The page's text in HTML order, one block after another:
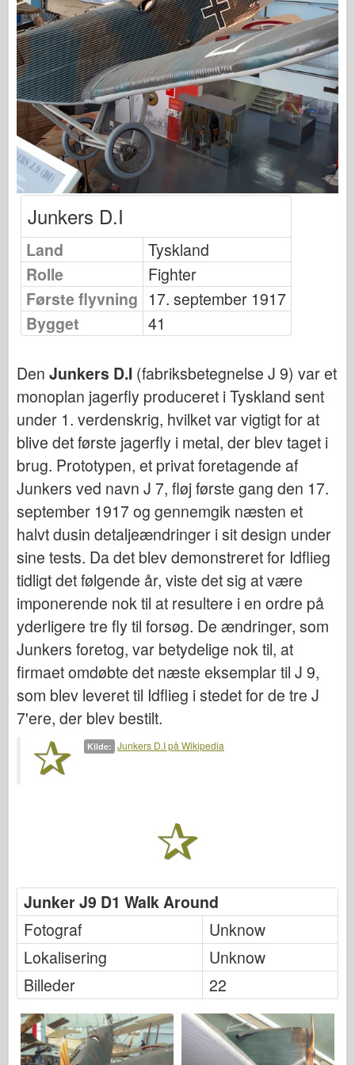
Fiskeørn Modellering
Fiskeørn Publishing
Eskadrille signal
Tankpower
Lastbiler og tanke
Waffen-Arsenal
Maquettes
Academy
Es-modeller
AFV Klub
Flyvevåbnet
AZ-model
Sort hund
Bronco
Dnepromodel
Dragon
Eduard
E.T. Model
Fine forme
Tapperhedskræfterne
Friulmodel
Hasegawa
Italeri
Legende
Meng Model
Tamiya
Tristar
Trompetist
Junkers D.I
Land
Tyskland
Rolle
Fighter
Første flyvning 17. september 1917
Bygget
41
Den Junkers D.I (fabriksbetegnelse J 9) var et
monoplan jagerfly produceret i Tyskland sent
under 1. verdenskrig, hvilket var vigtigt for at
blive det første jagerfly i metal, der blev taget i
brug. Prototypen, et privat foretagende af
Junkers ved navn J 7, fløj første gang den 17.
september 1917 og gennemgik næsten et
halvt dusin detaljeændringer i sit design under
sine tests. Da det blev demonstreret for Idflieg
tidligt det følgende år, viste det sig at være
imponerende nok til at resultere i en ordre på
yderligere tre fly til forsøg. De ændringer, som
Junkers foretog, var betydelige nok til, at
firmaet omdøbte det næste eksemplar til J 9,
som blev leveret til Idflieg i stedet for de tre J
7'ere, der blev bestilt.
Kilde: Junkers D.I på Wikipedia
Junker J9 D1 Walk Around
Fotograf
Unknow
Lokalisering
Unknow
Billeder
22